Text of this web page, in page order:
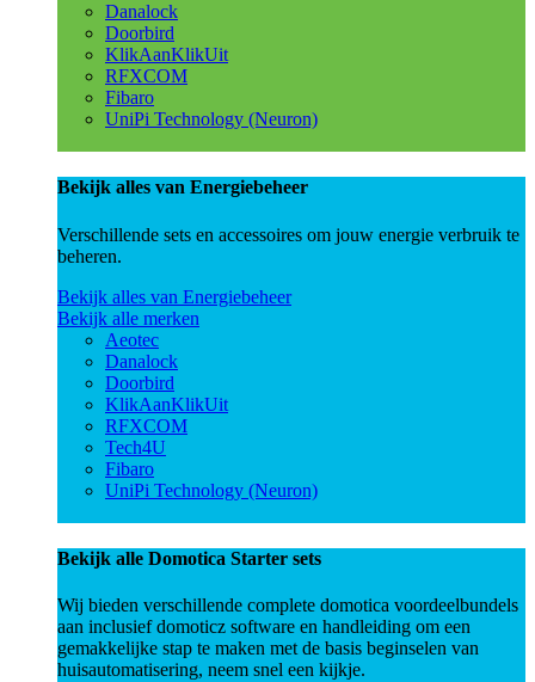
Danalock
Doorbird
KlikAanKlikUit
RFXCOM
Fibaro
UniPi Technology (Neuron)
Bekijk alles van Energiebeheer
Verschillende sets en accessoires om jouw energie verbruik te
beheren.
Bekijk alles van Energiebeheer
Bekijk alle merken
Aeotec
Danalock
Doorbird
KlikAanKlikUit
RFXCOM
Tech4U
Fibaro
UniPi Technology (Neuron)
Bekijk alle Domotica Starter sets
Wij bieden verschillende complete domotica voordeelbundels
aan inclusief domoticz software en handleiding om een
gemakkelijke stap te maken met de basis beginselen van
huisautomatisering, neem snel een kijkje.